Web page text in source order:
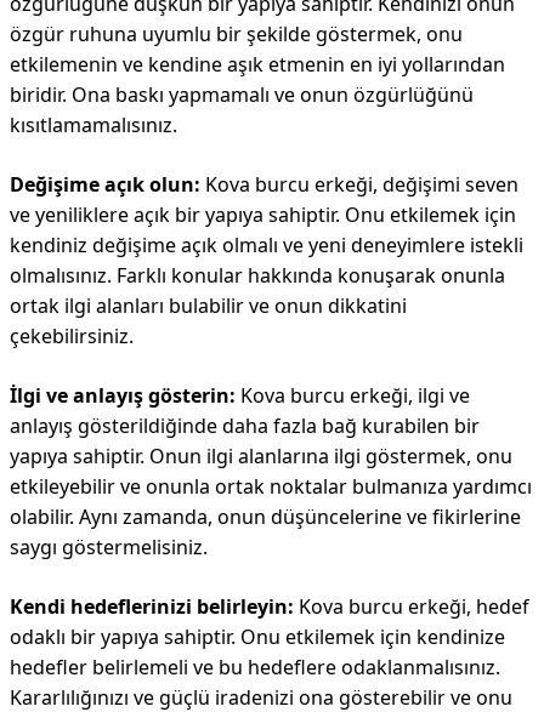
özgür ruhuna uyumlu bir şekilde göstermek, onu
etkilemenin ve kendine aşık etmenin en iyi yollarından
biridir. Ona baskı yapmamalı ve onun özgürlüğünü
kısıtlamamalısınız.
Değişime açık olun: Kova burcu erkeği, değişimi seven
ve yeniliklere açık bir yapıya sahiptir. Onu etkilemek için
kendiniz değişime açık olmalı ve yeni deneyimlere istekli
olmalısınız. Farklı konular hakkında konuşarak onunla
ortak ilgi alanları bulabilir ve onun dikkatini
çekebilirsiniz.
İlgi ve anlayış gösterin: Kova burcu erkeği, ilgi ve
anlayış gösterildiğinde daha fazla bağ kurabilen bir
yapıya sahiptir. Onun ilgi alanlarına ilgi göstermek, onu
etkileyebilir ve onunla ortak noktalar bulmanıza yardımcı
olabilir. Aynı zamanda, onun düşüncelerine ve fikirlerine
saygı göstermelisiniz.
Kendi hedeflerinizi belirleyin: Kova burcu erkeği, hedef
odaklı bir yapıya sahiptir. Onu etkilemek için kendinize
hedefler belirlemeli ve bu hedeflere odaklanmalısınız.
Kararlılığınızı ve güçlü iradenizi ona gösterebilir ve onu